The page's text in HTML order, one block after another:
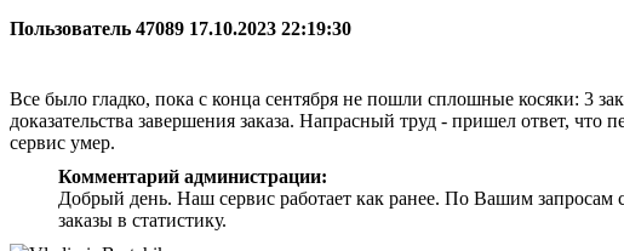
Пользователь 47089 17.10.2023 22:19:30
Все было гладко, пока с конца сентября не пошли сплошные косяки: 3
доказательства завершения заказа. Напрасный труд - пришел ответ,
сервис умер.
Комментарий администрации:
Добрый день. Наш сервис работает как ранее. По Вашим запросам
заказы в статистику.